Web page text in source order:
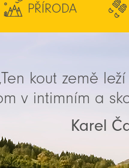
PŘÍRODA
kout země
v intimním a
Karel